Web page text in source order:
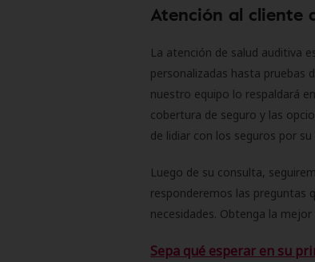
Atención al cliente
La atención de salud auditiva
personalizadas hasta pruebas
nuestro equipo lo respaldará
cobertura de seguro y las
de lidiar con los seguros por su
Luego de su consulta,
responderemos las preguntas
necesidades. Obtenga la
Sepa qué esperar en su